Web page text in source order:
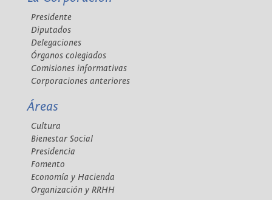
Presidente
Diputados
Delegaciones
Órganos colegiados
Comisiones informativas
Corporaciones anteriores
Áreas
Cultura
Bienestar Social
Presidencia
Fomento
Economía y Hacienda
Organización y RRHH